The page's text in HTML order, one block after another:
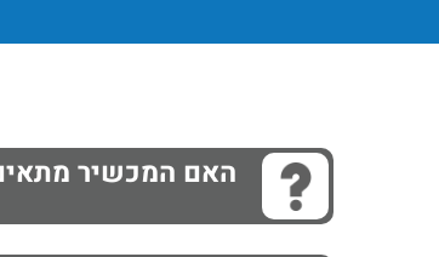
האם המכשיר